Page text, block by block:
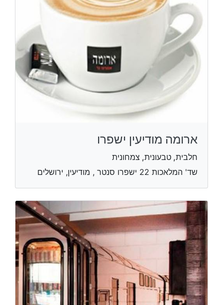
ארומה מודיעין ישפרו
חלבית, טבעונית, צמחונית
שד' המלאכות 22 ישפרו סנטר , מודיעין, ירושלים